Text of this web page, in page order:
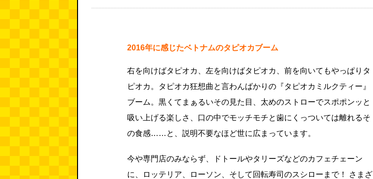
2016年に感じたベトナムのタピオカブーム
右を向けばタピオカ、左を向けばタピオカ、前を向いてもやっぱりタ
ピオカ。タピオカ狂想曲と言わんばかりの『タピオカミルクティー』
ブーム。黒くてまぁるいその見た目、太めのストローでスポポンッと
吸い上げる楽しさ、口の中でモッチモチと歯にくっついては離れるそ
の食感……と、説明不要なほど世に広まっています。
今や専門店のみならず、ドトールやタリーズなどのカフェチェーン
に、ロッテリア、ローソン、そして回転寿司のスシローまで！ さまざ